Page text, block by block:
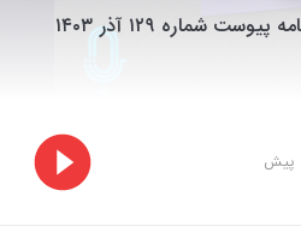
شماره ۱۲۹ آذر ۱۴۰۳